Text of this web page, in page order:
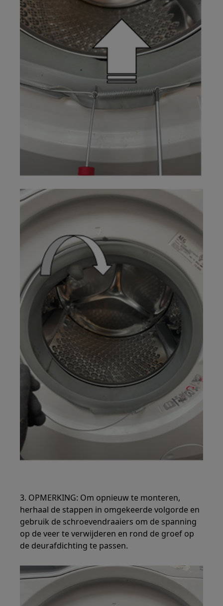
3. OPMERKING: Om opnieuw te monteren,
herhaal de stappen in omgekeerde volgorde en
gebruik de schroevendraaiers om de spanning
op de veer te verwijderen en rond de groef op
de deurafdichting te passen.